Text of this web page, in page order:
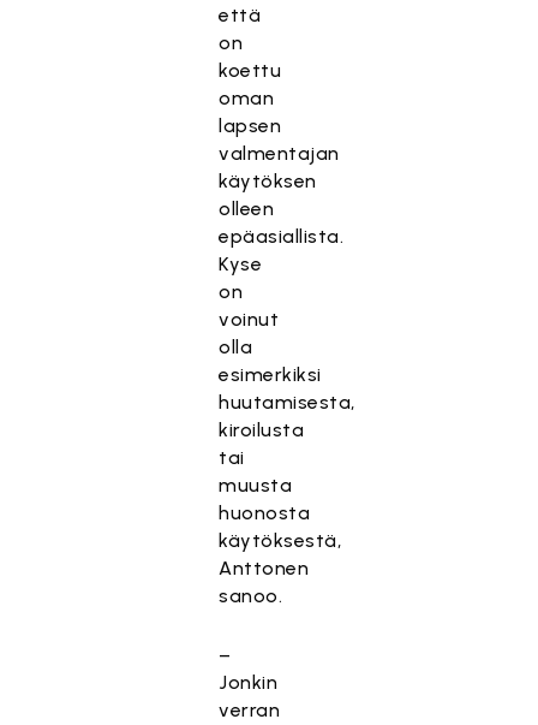
että
on
koettu
oman
lapsen
valmentajan
käytöksen
olleen
epäasiallista.
Kyse
on
voinut
olla
esimerkiksi
huutamisesta,
kiroilusta
tai
muusta
huonosta
käytöksestä,
Anttonen
sanoo.
–
Jonkin
verran